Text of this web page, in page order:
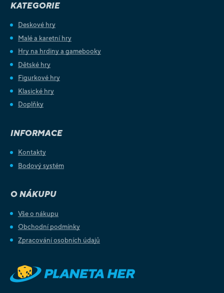
KATEGORIE
Deskové hry
Malé a karetní hry
Hry na hrdiny a gamebooky
Dětské hry
Figurkové hry
Klasické hry
Doplňky
INFORMACE
Kontakty
Bodový systém
O NÁKUPU
Vše o nákupu
Obchodní podmínky
Zpracování osobních údajů